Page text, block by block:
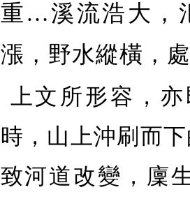
重…溪流浩大，
漲，野水縱橫，
上文所形容，
時，山上沖刷而
致河道改變，廩